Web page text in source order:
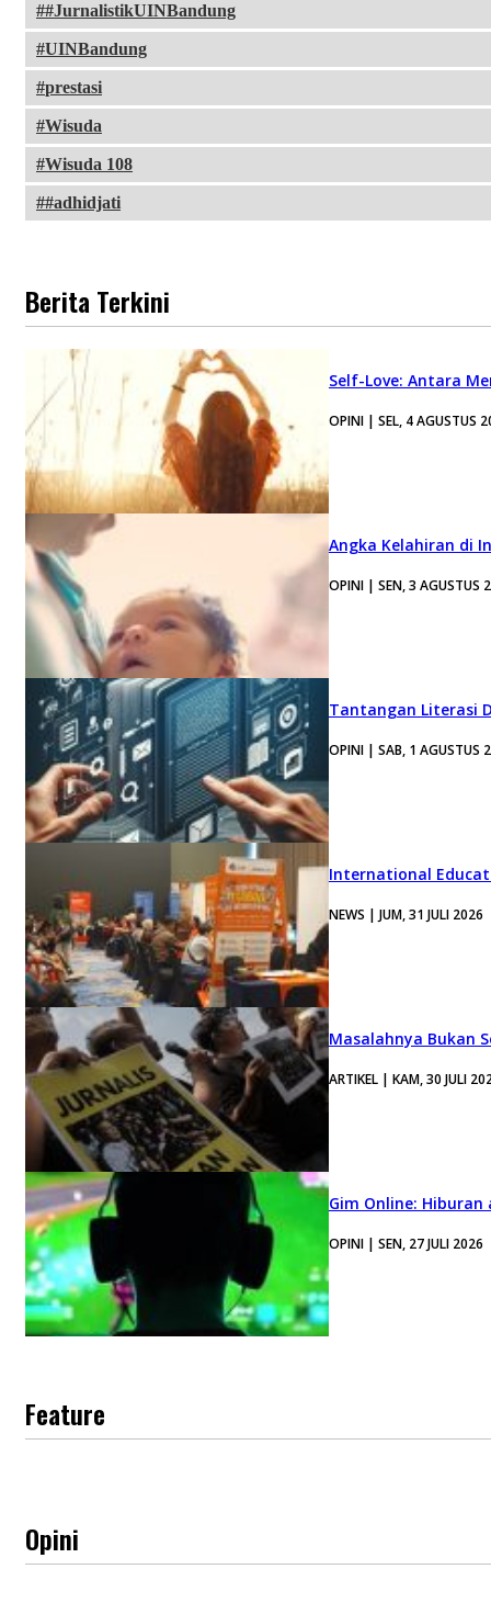
#JurnalistikUINBandung
UINBandung
prestasi
Wisuda
Wisuda 108
#adhidjati
Berita Terkini
Self-Love: Antara
OPINI | SEL, 4 AGUSTUS
Angka Kelahiran di
OPINI | SEN, 3 AGUSTUS
Tantangan Literasi
OPINI | SAB, 1 AGUSTUS
International
NEWS | JUM, 31 JULI 2026
Masalahnya Bukan
ARTIKEL | KAM, 30 JULI
Gim Online:
OPINI | SEN, 27 JULI 2026
Feature
Opini